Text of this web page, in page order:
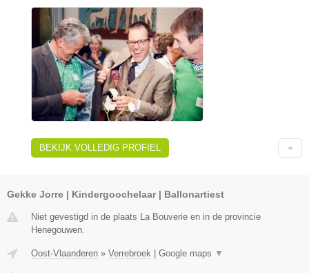
BEKIJK VOLLEDIG PROFIEL
Gekke Jorre | Kindergoochelaar | Ballonartiest
Niet gevestigd in de plaats La Bouverie en in de provincie
Henegouwen.
Oost-Vlaanderen » Verrebroek Google maps ▼